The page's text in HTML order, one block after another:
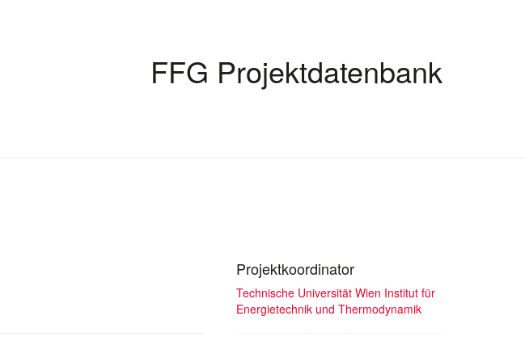
FFG Projektdatenbank
Projektkoordinator
Technische Universität Wien Institut für
Energietechnik und Thermodynamik